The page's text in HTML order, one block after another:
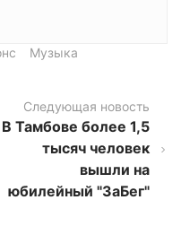
Музыка
Следующая новость
В Тамбове более 1,5
тысяч человек
вышли на
юбилейный "ЗаБег"